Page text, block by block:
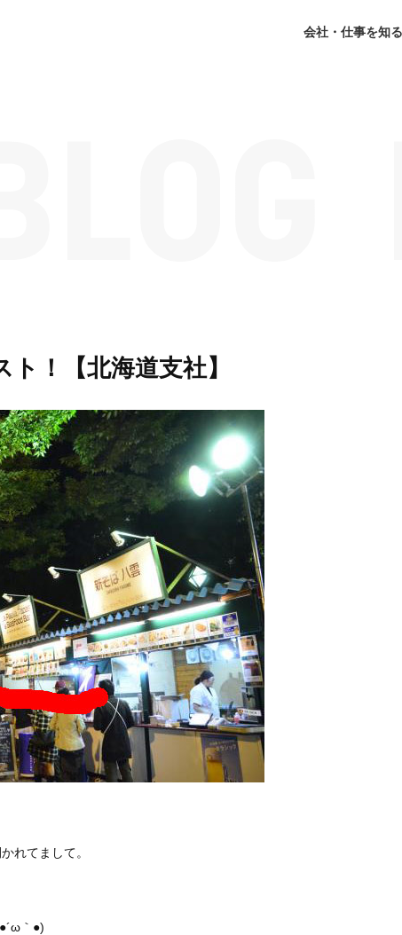
会社・仕事を知る
！【北海道支社】
れてまして。
｀●)